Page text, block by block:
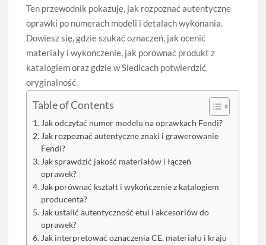
Ten przewodnik pokazuje, jak rozpoznać autentyczne
oprawki po numerach modeli i detalach wykonania.
Dowiesz się, gdzie szukać oznaczeń, jak ocenić
materiały i wykończenie, jak porównać produkt z
katalogiem oraz gdzie w Siedlcach potwierdzić
oryginalność.
Table of Contents
Jak odczytać numer modelu na oprawkach Fendi?
Jak rozpoznać autentyczne znaki i grawerowanie
Fendi?
Jak sprawdzić jakość materiałów i łączeń
oprawek?
Jak porównać kształt i wykończenie z katalogiem
producenta?
Jak ustalić autentyczność etui i akcesoriów do
oprawek?
Jak interpretować oznaczenia CE, materiału i kraju